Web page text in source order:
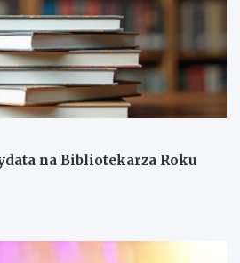
na Bibliotekarza Roku